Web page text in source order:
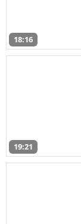
18:16
19:21